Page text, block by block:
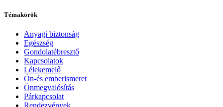
Témakörök
Anyagi biztonság
Egészség
Gondolatébresztő
Kapcsolatok
Lélekemelő
Ön-és emberismeret
Önmegvalósítás
Párkapcsolat
Rendezvények